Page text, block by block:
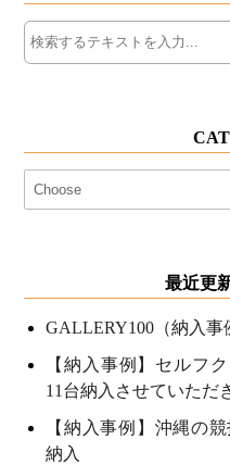
最近更
GALLERY100（納入事
【納入事例】セルフ
11台納入させていただ
【納入事例】沖縄の
納入